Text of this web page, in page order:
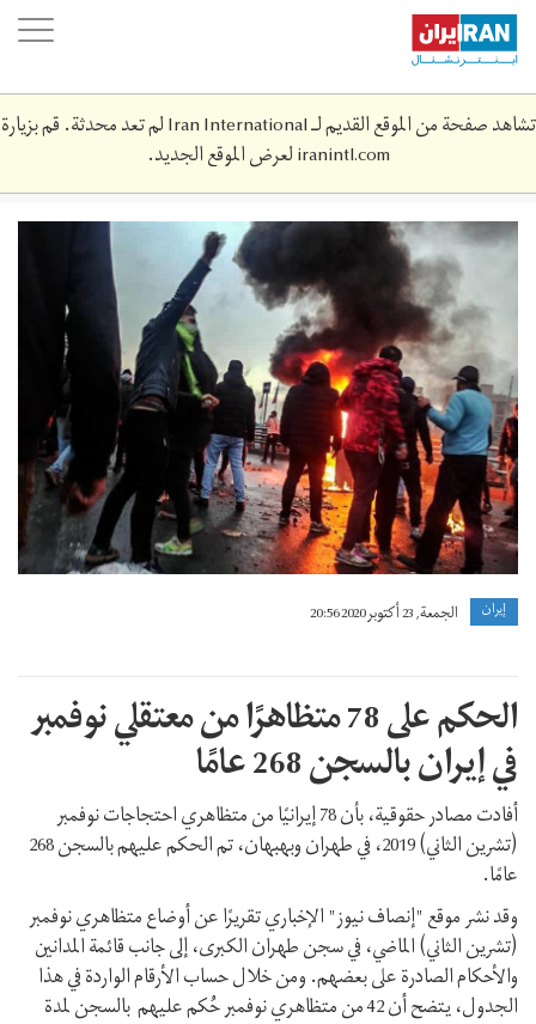
Skip
main
content
تشاهد صفحة من الموقع القديم لـ Iran International لم تعد محدثة. قم بزيارة
iranintl.comلعرض الموقع الجديد.
abn_1.jpg
إيران الجمعة, 23 أكتوبر 2020 20:56
الحكم على 78 متظاهرًا من معتقلي نوفمبر
في إيران بالسجن 268 عامًا
أفادت مصادر حقوقية، بأن 78 إيرانيًا من متظاهري احتجاجات نوفمبر
(تشرين الثاني) 2019، في طهران وبهبهان، تم الحكم عليهم بالسجن 268
عامًا.
وقد نشر موقع "إنصاف نيوز" الإخباري تقريرًا عن أوضاع متظاهري نوفمبر
(تشرين الثاني) الماضي، في سجن طهران الكبرى، إلى جانب قائمة المدانين
والأحكام الصادرة على بعضهم. ومن خلال حساب الأرقام الواردة في هذا
الجدول، يتضح أن 42 من متظاهري نوفمبر حُكم عليهم بالسجن لمدة